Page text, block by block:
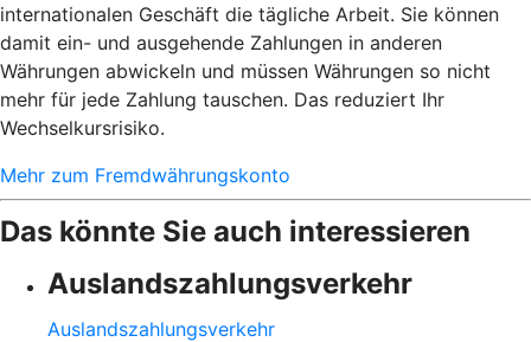
internationalen Geschäft die tägliche Arbeit. Sie können
damit ein- und ausgehende Zahlungen in anderen
Währungen abwickeln und müssen Währungen so nicht
mehr für jede Zahlung tauschen. Das reduziert Ihr
Wechselkursrisiko.
Mehr zum Fremdwährungskonto
Das könnte Sie auch interessieren
Auslandszahlungsverkehr
Auslandszahlungsverkehr